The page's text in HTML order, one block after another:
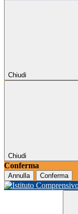
Chiudi
Chiudi
Conferma
Annulla Conferma